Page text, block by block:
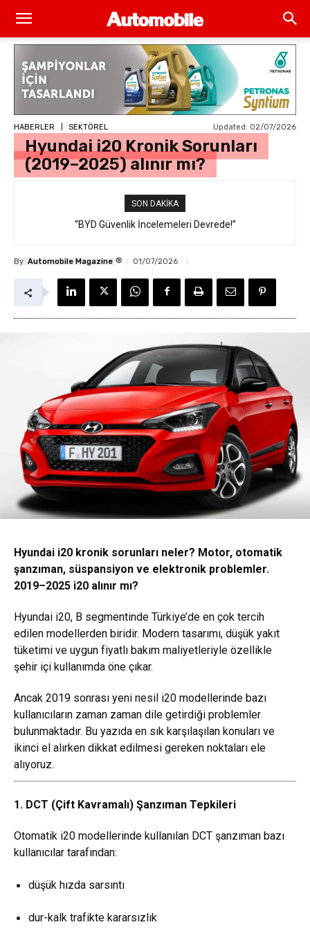
HABERLER SEKTÖREL Updated: 02/07/2026
Hyundai i20 Kronik Sorunları
(2019–2025) alınır mı?
SON DAKIKA
“BYD Güvenlik İncelemeleri Devrede!”
By Automobile Magazine ® 01/07/2026
Hyundai i20 kronik sorunları neler? Motor, otomatik
şanzıman, süspansiyon ve elektronik problemler.
2019–2025 i20 alınır mı?
Hyundai i20, B segmentinde Türkiye’de en çok tercih
edilen modellerden biridir. Modern tasarımı, düşük yakıt
tüketimi ve uygun fiyatlı bakım maliyetleriyle özellikle
şehir içi kullanımda öne çıkar.
Ancak 2019 sonrası yeni nesil i20 modellerinde bazı
kullanıcıların zaman zaman dile getirdiği problemler
bulunmaktadır. Bu yazıda en sık karşılaşılan konuları ve
ikinci el alırken dikkat edilmesi gereken noktaları ele
alıyoruz.
1. DCT (Çift Kavramalı) Şanzıman Tepkileri
Otomatik i20 modellerinde kullanılan DCT şanzıman bazı
kullanıcılar tarafından:
düşük hızda sarsıntı
dur-kalk trafikte kararsızlık